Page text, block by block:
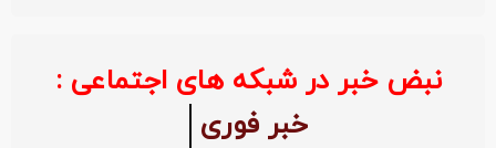
نبض خبر در شبکه های اجتماعی :
خبر فوری